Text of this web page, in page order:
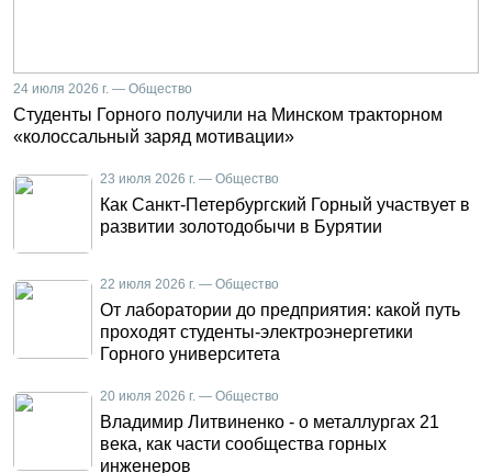
24 июля 2026 г. — Общество
Студенты Горного получили на Минском тракторном
«колоссальный заряд мотивации»
23 июля 2026 г. — Общество
Как Санкт-Петербургский Горный участвует в
развитии золотодобычи в Бурятии
22 июля 2026 г. — Общество
От лаборатории до предприятия: какой путь
проходят студенты-электроэнергетики
Горного университета
20 июля 2026 г. — Общество
Владимир Литвиненко - о металлургах 21
века, как части сообщества горных
инженеров